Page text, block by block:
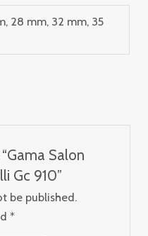
28 mm, 32 mm, 35
Salon
Gc 910”
be published.
*